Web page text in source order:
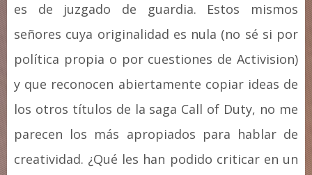
es de juzgado de guardia. Estos mismos
señores cuya originalidad es nula (no sé si por
política propia o por cuestiones de Activision)
y que reconocen abiertamente copiar ideas de
los otros títulos de la saga Call of Duty, no me
parecen los más apropiados para hablar de
creatividad. ¿Qué les han podido criticar en un